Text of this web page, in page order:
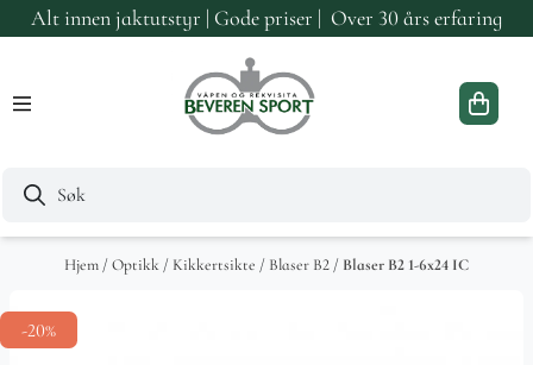
Hopp til innhold
Alt innen jaktutstyr | Gode priser | Over 30 års erfaring
Hjem /Optikk / Kikkertsikte / Blaser B2 / Blaser B2 1-6x24 IC
-20%